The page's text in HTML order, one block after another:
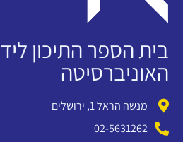
בית הספר התיכון ליד
האוניברסיטה
מנשה הראל 1, ירושלים
02-5631262